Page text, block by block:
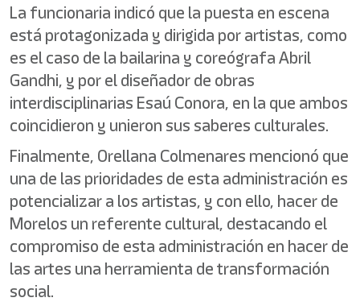
La funcionaria indicó que la puesta en escena
está protagonizada y dirigida por artistas, como
es el caso de la bailarina y coreógrafa Abril
Gandhi, y por el diseñador de obras
interdisciplinarias Esaú Conora, en la que ambos
coincidieron y unieron sus saberes culturales.
Finalmente, Orellana Colmenares mencionó que
una de las prioridades de esta administración es
potencializar a los artistas, y con ello, hacer de
Morelos un referente cultural, destacando el
compromiso de esta administración en hacer de
las artes una herramienta de transformación
social.